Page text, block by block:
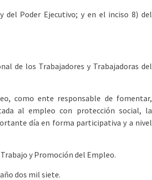
del Poder Ejecutivo; y en el inciso 8) del
de los Trabajadores y Trabajadoras del
como ente responsable de fomentar,
al empleo con protección social, la
día en forma participativa y a nivel
y Promoción del Empleo.
dos mil siete.